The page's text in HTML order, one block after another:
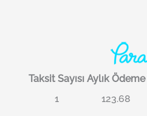
Taksit Sayısı Aylık Ödeme
1
123.68